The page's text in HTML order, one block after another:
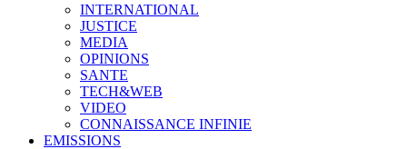
INTERNATIONAL
JUSTICE
MEDIA
OPINIONS
SANTE
TECH&WEB
VIDEO
CONNAISSANCE INFINIE
EMISSIONS